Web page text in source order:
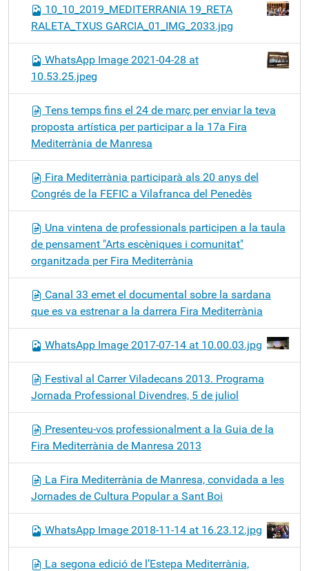
10_10_2019_MEDITERRANIA 19_RETA
RALETA_TXUS GARCIA_01_IMG_2033.jpg
WhatsApp Image 2021-04-28 at
10.53.25.jpeg
Tens temps fins el 24 de març per enviar la teva
proposta artística per participar a la 17a Fira
Mediterrània de Manresa
Fira Mediterrània participarà als 20 anys del
Congrés de la FEFIC a Vilafranca del Penedès
Una vintena de professionals participen a la taula
de pensament "Arts escèniques i comunitat"
organitzada per Fira Mediterrània
Canal 33 emet el documental sobre la sardana
que es va estrenar a la darrera Fira Mediterrània
WhatsApp Image 2017-07-14 at 10.00.03.jpg
Festival al Carrer Viladecans 2013. Programa
Jornada Professional Divendres, 5 de juliol
Presenteu-vos professionalment a la Guia de la
Fira Mediterrània de Manresa 2013
La Fira Mediterrània de Manresa, convidada a les
Jornades de Cultura Popular a Sant Boi
WhatsApp Image 2018-11-14 at 16.23.12.jpg
La segona edició de l’Estepa Mediterrània,